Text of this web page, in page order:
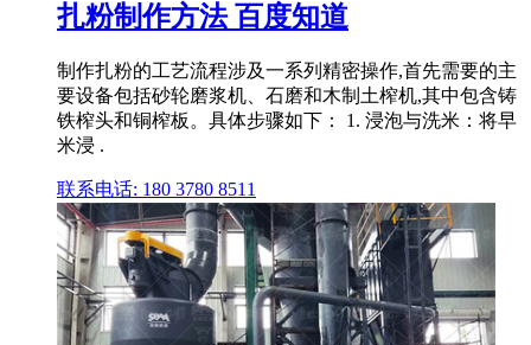
扎粉制作方法 百度知道
制作扎粉的工艺流程涉及一系列精密操作,首先需要的主
要设备包括砂轮磨浆机、石磨和木制土榨机,其中包含铸
铁榨头和铜榨板。具体步骤如下： 1. 浸泡与洗米：将早
米浸 .
联系电话: 180 3780 8511